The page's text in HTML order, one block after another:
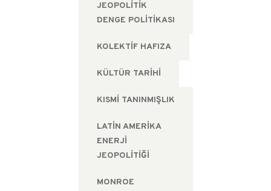
JEOPOLITIK
DENGE POLITIKASI
KOLEKTIF HAFIZA
KÜLTÜR TARIHI
KISMI TANINMIŞLIK
LATIN AMERIKA
ENERJI
JEOPOLITIĞI
MONROE